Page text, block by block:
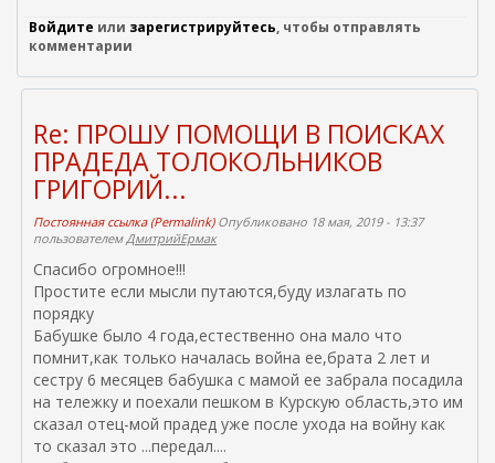
Войдите или зарегистрируйтесь, чтобы отправлять
комментарии
Re: ПРОШУ ПОМОЩИ В ПОИСКАХ
ПРАДЕДА ТОЛОКОЛЬНИКОВ
ГРИГОРИЙ...
Постоянная ссылка (Permalink)Опубликовано 18 мая, 2019 - 13:37
пользователемДмитрийЕрмак
Спасибо огромное!!!
Простите если мысли путаются,буду излагать по
порядку
Бабушке было 4 года,естественно она мало что
помнит,как только началась война ее,брата 2 лет и
сестру 6 месяцев бабушка с мамой ее забрала посадила
на тележку и поехали пешком в Курскую область,это им
сказал отец-мой прадед уже после ухода на войну как
то сказал это ...передал....